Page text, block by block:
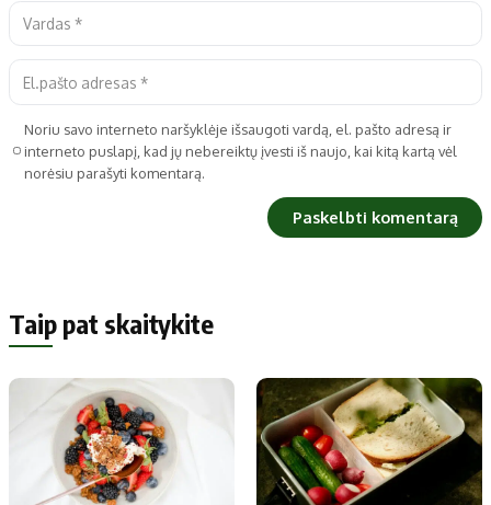
Noriu savo interneto naršyklėje išsaugoti vardą, el. pašto adresą ir
interneto puslapį, kad jų nebereiktų įvesti iš naujo, kai kitą kartą vėl
norėsiu parašyti komentarą.
Taip pat skaitykite